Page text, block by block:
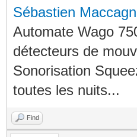
Sébastien
Automate Wago
détecteurs de
Sonorisation
toutes les nuits...
Find